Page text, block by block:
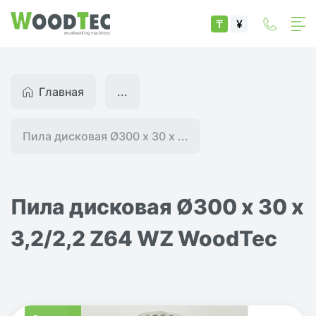
₸ ¥
Главная
Пила дисковая Ø300 х 30 х ...
...
Пила дисковая Ø300 х 30 х
3,2/2,2 Z64 WZ WoodTec